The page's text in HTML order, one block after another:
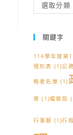
類
選取分類
關鍵字
114學年度第
情形表 (1)公
格者名單 (1)
章 (1)檔案局
行事曆 (1)行